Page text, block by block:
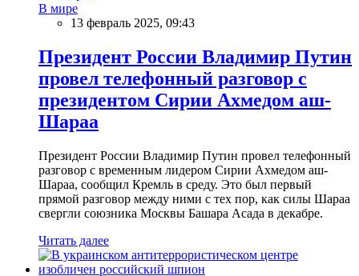
В мире
13 февраль 2025, 09:43
Президент России Владимир Путин
провел телефонный разговор с
президентом Сирии Ахмедом аш-
Шараа
Президент России Владимир Путин провел телефонный
разговор с временным лидером Сирии Ахмедом аш-
Шараа, сообщил Кремль в среду. Это был первый
прямой разговор между ними с тех пор, как силы Шараа
свергли союзника Москвы Башара Асада в декабре.
Читать далее